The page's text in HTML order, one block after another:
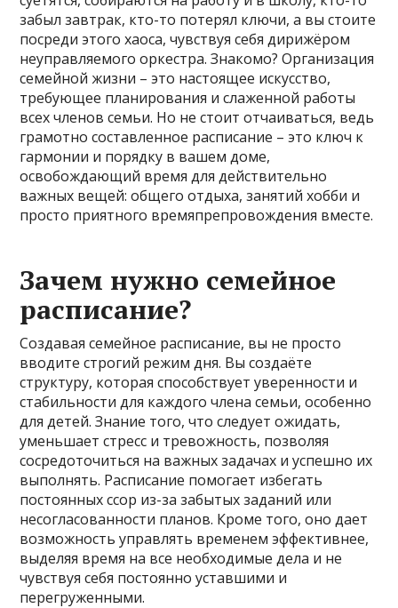
забыл завтрак, кто-то потерял ключи, а вы стоите
посреди этого хаоса, чувствуя себя дирижёром
неуправляемого оркестра. Знакомо? Организация
семейной жизни – это настоящее искусство,
требующее планирования и слаженной работы
всех членов семьи. Но не стоит отчаиваться, ведь
грамотно составленное расписание – это ключ к
гармонии и порядку в вашем доме,
освобождающий время для действительно
важных вещей: общего отдыха, занятий хобби и
просто приятного времяпрепровождения вместе.
Зачем нужно семейное
расписание?
Создавая семейное расписание, вы не просто
вводите строгий режим дня. Вы создаёте
структуру, которая способствует уверенности и
стабильности для каждого члена семьи, особенно
для детей. Знание того, что следует ожидать,
уменьшает стресс и тревожность, позволяя
сосредоточиться на важных задачах и успешно их
выполнять. Расписание помогает избегать
постоянных ссор из-за забытых заданий или
несогласованности планов. Кроме того, оно дает
возможность управлять временем эффективнее,
выделяя время на все необходимые дела и не
чувствуя себя постоянно уставшими и
перегруженными.